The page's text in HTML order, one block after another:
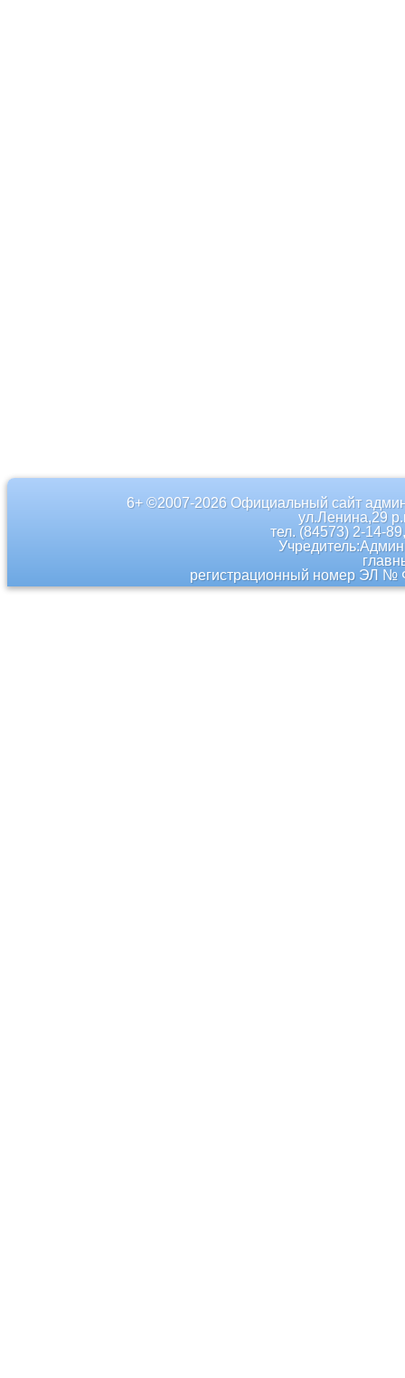
6+ ©2007-2026 Официальный сайт
ул.Ленина,29
тел. (84573) 2-14-
регистрационный номер ЭЛ №